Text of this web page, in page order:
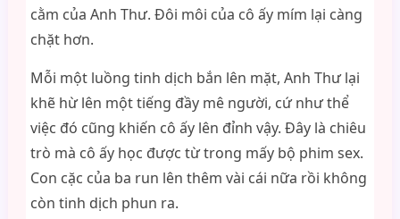
cằm của Anh Thư. Đôi môi của cô ấy mím lại càng
chặt hơn.
Mỗi một luồng tinh dịch bắn lên mặt, Anh Thư lại
khẽ hừ lên một tiếng đầy mê người, cứ như thể
việc đó cũng khiến cô ấy lên đỉnh vậy. Đây là chiêu
trò mà cô ấy học được từ trong mấy bộ phim sex.
Con cặc của ba run lên thêm vài cái nữa rồi không
còn tinh dịch phun ra.